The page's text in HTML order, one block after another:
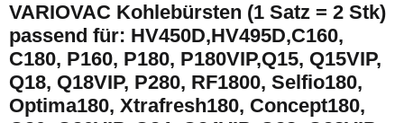
VARIOVAC Kohlebürsten (1 Satz = 2 Stk)
passend für: HV450D,HV495D,C160,
C180, P160, P180, P180VIP,Q15, Q15VIP,
Q18, Q18VIP, P280, RF1800, Selfio180,
Optima180, Xtrafresh180, Concept180,